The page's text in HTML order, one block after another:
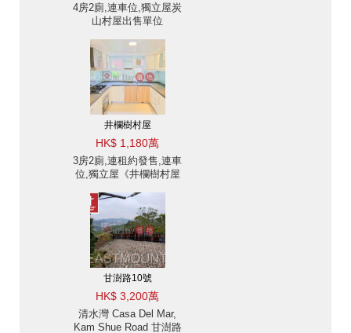
4房2廁,連車位,獨立屋炭
山村屋出售單位
井欄樹村屋
HK$ 1,180萬
3房2廁,連租約發售,連車
位,獨立屋《井欄樹村屋
甘澍路10號
HK$ 3,200萬
清水灣 Casa Del Mar,
Kam Shue Road 甘澍路